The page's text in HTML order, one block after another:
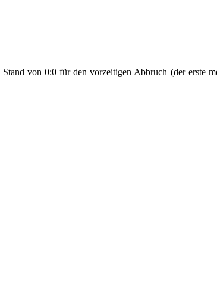
von 0:0 für den vorzeitigen Abbruch (der erste